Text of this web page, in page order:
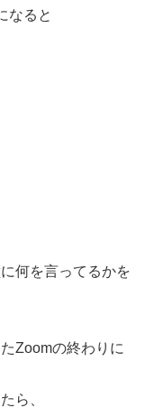
なると
何を言ってるかを
Zoomの終わりに
ら、